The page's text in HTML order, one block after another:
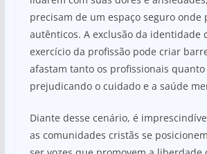
precisam de um espaço seguro onde
autênticos. A exclusão da identidade
exercício da profissão pode criar
afastam tanto os profissionais quanto
prejudicando o cuidado e a saúde
Diante desse cenário, é
as comunidades cristãs se